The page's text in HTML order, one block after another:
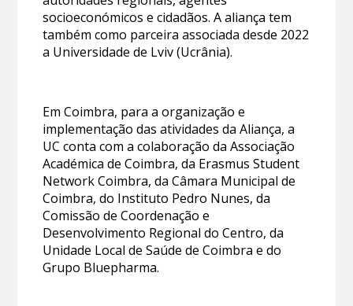
socioeconómicos e cidadãos. A aliança tem
também como parceira associada desde 2022
a Universidade de Lviv (Ucrânia).
Em Coimbra, para a organização e
implementação das atividades da Aliança, a
UC conta com a colaboração da Associação
Académica de Coimbra, da Erasmus Student
Network Coimbra, da Câmara Municipal de
Coimbra, do Instituto Pedro Nunes, da
Comissão de Coordenação e
Desenvolvimento Regional do Centro, da
Unidade Local de Saúde de Coimbra e do
Grupo Bluepharma.